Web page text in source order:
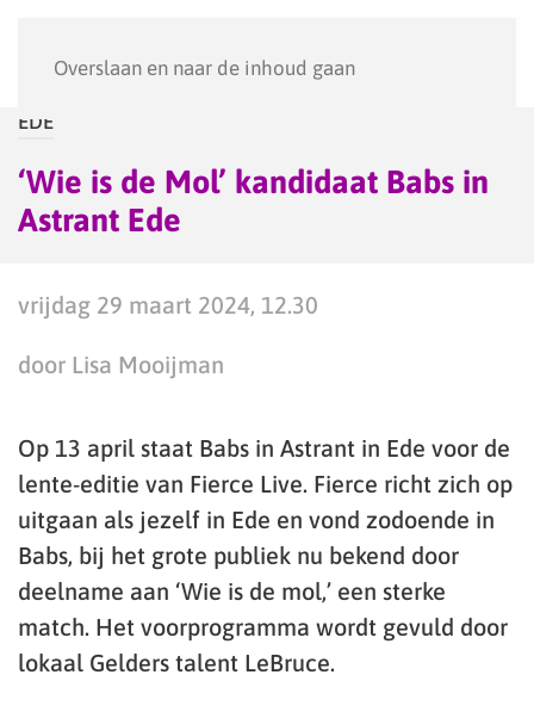
Overslaan en naar de inhoud gaan
EDE
‘Wie is de Mol’ kandidaat Babs in
Astrant Ede
vrijdag 29 maart 2024, 12.30
door Lisa Mooijman
Op 13 april staat Babs in Astrant in Ede voor de
lente-editie van Fierce Live. Fierce richt zich op
uitgaan als jezelf in Ede en vond zodoende in
Babs, bij het grote publiek nu bekend door
deelname aan ‘Wie is de mol,’ een sterke
match. Het voorprogramma wordt gevuld door
lokaal Gelders talent LeBruce.